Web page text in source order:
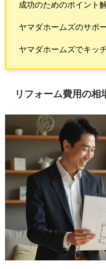
成功のためのポイント
ヤマダホームズのサポ
ヤマダホームズでキッ
リフォーム費用の相